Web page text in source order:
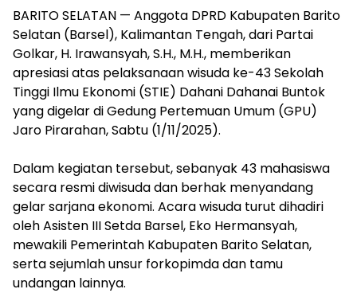
BARITO SELATAN — Anggota DPRD Kabupaten Barito
Selatan (Barsel), Kalimantan Tengah, dari Partai
Golkar, H. Irawansyah, S.H., M.H., memberikan
apresiasi atas pelaksanaan wisuda ke-43 Sekolah
Tinggi Ilmu Ekonomi (STIE) Dahani Dahanai Buntok
yang digelar di Gedung Pertemuan Umum (GPU)
Jaro Pirarahan, Sabtu (1/11/2025).
‎Dalam kegiatan tersebut, sebanyak 43 mahasiswa
secara resmi diwisuda dan berhak menyandang
gelar sarjana ekonomi. Acara wisuda turut dihadiri
oleh Asisten III Setda Barsel, Eko Hermansyah,
mewakili Pemerintah Kabupaten Barito Selatan,
serta sejumlah unsur forkopimda dan tamu
undangan lainnya.